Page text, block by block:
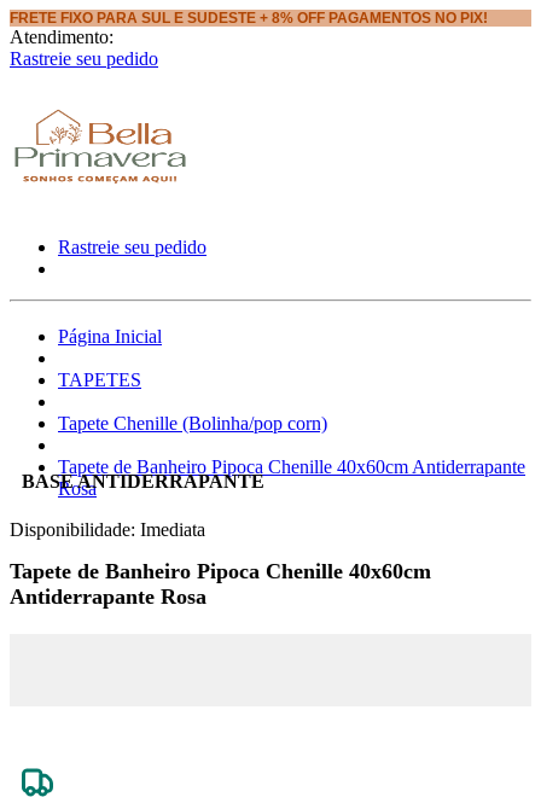
FRETE FIXO PARA SUL E SUDESTE + 8% OFF PAGAMENTOS NO PIX!
Atendimento:
Rastreie seu pedido
Rastreie seu pedido
Página Inicial
TAPETES
Tapete Chenille (Bolinha/pop corn)
Tapete de Banheiro Pipoca Chenille 40x60cm Antiderrapante
Rosa
BASE ANTIDERRAPANTE
Disponibilidade: Imediata
Tapete de Banheiro Pipoca Chenille 40x60cm
Antiderrapante Rosa